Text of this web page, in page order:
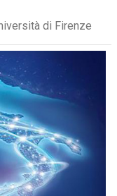
di Firenze